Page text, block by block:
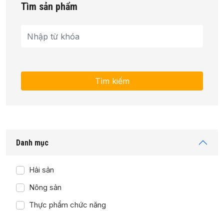
Tìm sản phẩm
Danh mục
Hải sản
Nông sản
Thực phẩm chức năng